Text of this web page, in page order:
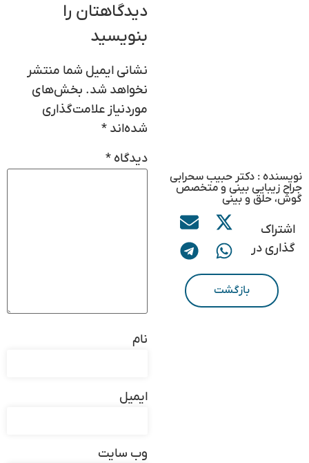
نویسنده : دکتر حبیب سحرابی
جراح زیبایی بینی و متخصص
گوش، حلق و بینی
اشتراک
گذاری در
بازگشت
دیدگاهتان را
بنویسید
نشانی ایمیل شما منتشر
نخواهد شد. بخش‌های
موردنیاز علامت‌گذاری
شده‌اند *
دیدگاه *
نام
ایمیل
وب‌ سایت